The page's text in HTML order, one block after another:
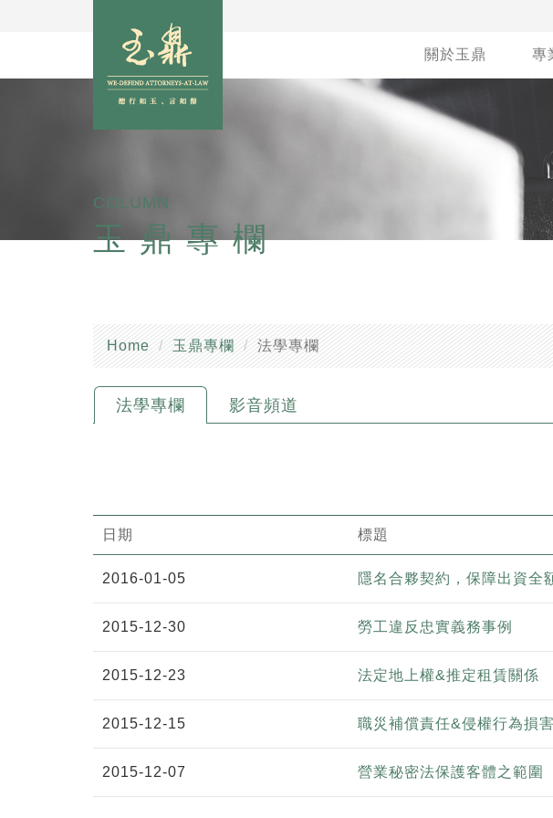
關於玉鼎 專
COLUMN
玉鼎專欄
Home 玉鼎專欄 法學專欄
法學專欄 影音頻道
日期 標題
2016-01-05 隱名合夥契約，保障出資全
2015-12-30 勞工違反忠實義務事例
2015-12-23 法定地上權&推定租賃關係
2015-12-15 職災補償責任&侵權行為損
2015-12-07 營業秘密法保護客體之範圍